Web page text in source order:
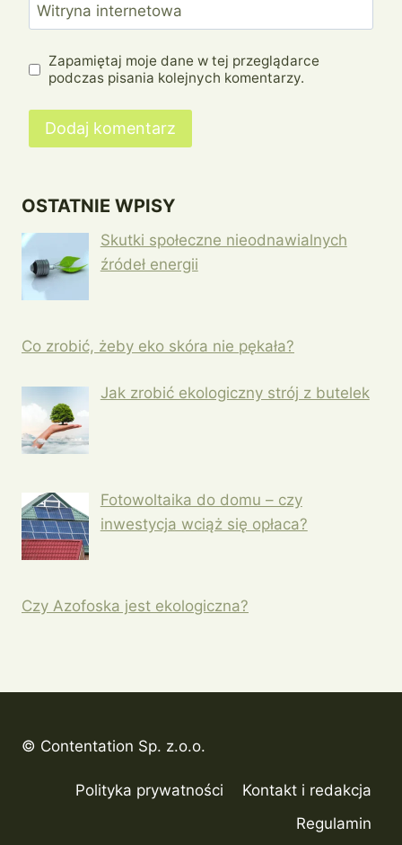
Witryna internetowa
Zapamiętaj moje dane w tej przeglądarce
podczas pisania kolejnych komentarzy.
OSTATNIE WPISY
Skutki społeczne nieodnawialnych
źródeł energii
Co zrobić, żeby eko skóra nie pękała?
Jak zrobić ekologiczny strój z butelek
Fotowoltaika do domu – czy
inwestycja wciąż się opłaca?
Czy Azofoska jest ekologiczna?
© Contentation Sp. z.o.o.
Polityka prywatności
Kontakt i redakcja
Regulamin